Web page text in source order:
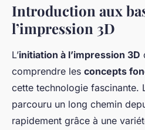
Introduction aux
l’impression 3D
L’initiation à l’impression 3D
comprendre les concepts
cette technologie fascinante.
parcouru un long chemin
rapidement grâce à une